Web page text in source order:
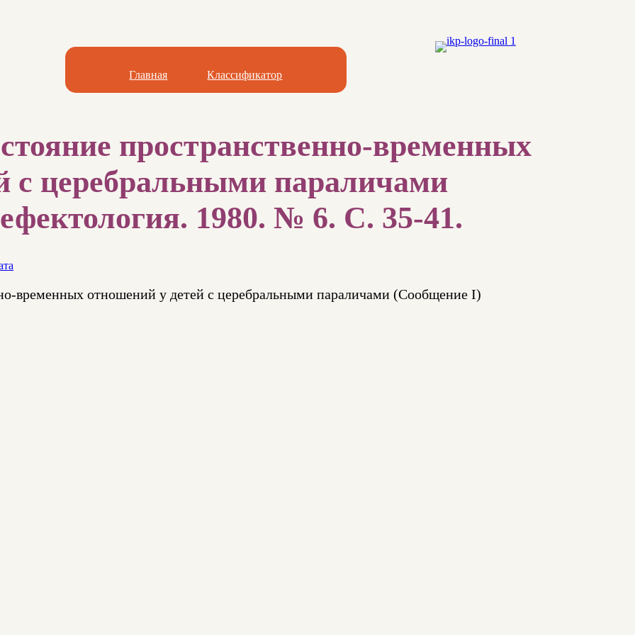
Главная Классификатор
пространственно-временных
с церебральными параличами
1980. № 6. С. 35-41.
временных отношений у детей с церебральными параличами (Сообщение I)